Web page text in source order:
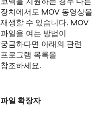
장치에서도 MOV 동영상을
재생할 수 있습니다. MOV
파일을 여는 방법이
궁금하다면 아래의 관련
프로그램 목록을
참조하세요.
파일 확장자